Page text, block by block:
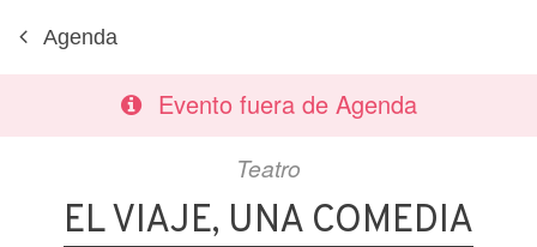
Agenda
Evento fuera de Agenda
Teatro
EL VIAJE, UNA COMEDIA